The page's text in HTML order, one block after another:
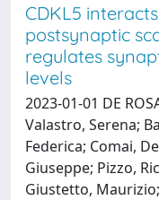
CDKL5
postsynaptic
regulates
levels
2023-01-01 DE
Valastro, Serena;
Federica; Comai,
Giuseppe; Pizzo,
Giustetto,